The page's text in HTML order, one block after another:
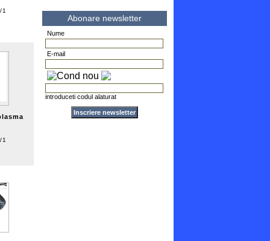
Abonare newsletter
Nume
E-mail
introduceti codul alaturat